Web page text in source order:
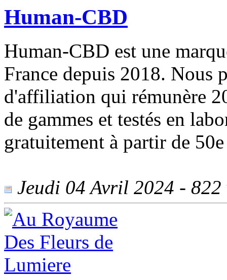
Human-CBD
Human-CBD est une
France depuis 2018. Nous
d'affiliation qui rémunère
de gammes et testés en
gratuitement à partir de 50e
Jeudi 04 Avril 2024 - 822